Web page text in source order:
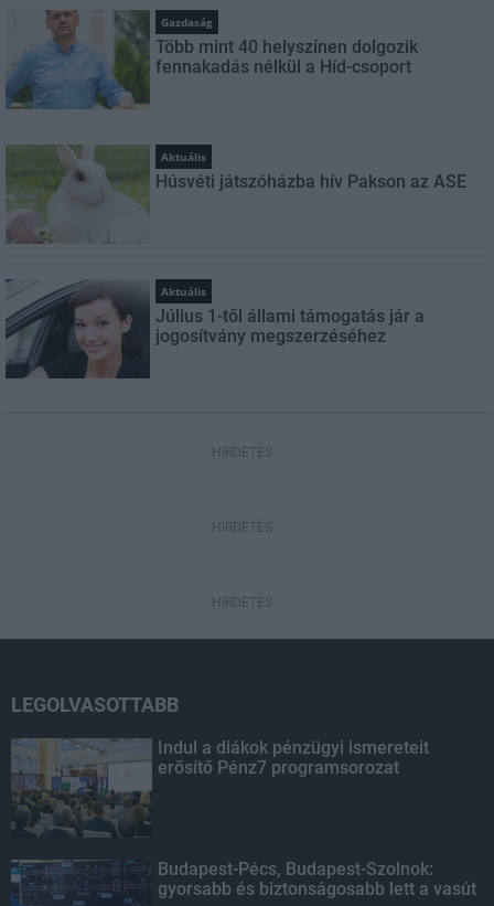
Gazdaság
Több mint 40 helyszínen dolgozik
fennakadás nélkül a Híd-csoport
Aktuális
Húsvéti játszóházba hív Pakson az ASE
Aktuális
Július 1-től állami támogatás jár a
jogosítvány megszerzéséhez
HIRDETÉS
HIRDETÉS
HIRDETÉS
LEGOLVASOTTABB
Indul a diákok pénzügyi ismereteit
erősítő Pénz7 programsorozat
Budapest-Pécs, Budapest-Szolnok:
gyorsabb és biztonságosabb lett a vasút